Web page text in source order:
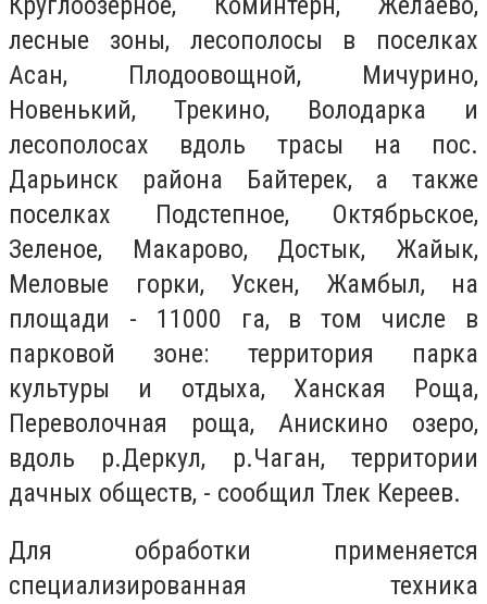
лесные зоны, лесополосы в поселках
Асан, Плодоовощной, Мичурино,
Новенький, Трекино, Володарка и
лесополосах вдоль трасы на пос.
Дарьинск района Байтерек, а также
поселках Подстепное, Октябрьское,
Зеленое, Макарово, Достык, Жайык,
Меловые горки, Ускен, Жамбыл, на
площади - 11000 га, в том числе в
парковой зоне: территория парка
культуры и отдыха, Ханская Роща,
Переволочная роща, Анискино озеро,
вдоль р.Деркул, р.Чаган, территории
дачных обществ, - сообщил Тлек Кереев.
Для обработки применяется
специализированная техника